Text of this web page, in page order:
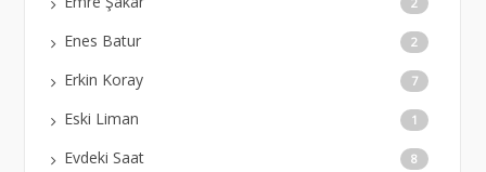
Enes Batur 2
Erkin Koray 7
Eski Liman 1
Evdeki Saat 8